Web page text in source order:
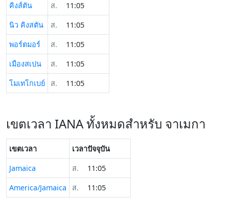
คิงส์ตัน
ส.
11:05
นิว คิงสตัน
ส.
11:05
พอร์ตมอร์
ส.
11:05
เมืองสเปน
ส.
11:05
โมเทโกเบย์
ส. 11:05
เขตเวลา IANA ทั้งหมดสำหรับ จาเมกา
เขตเวลา
เวลาปัจจุบัน
Jamaica
ส.
11:05
America/Jamaica
ส. 11:05